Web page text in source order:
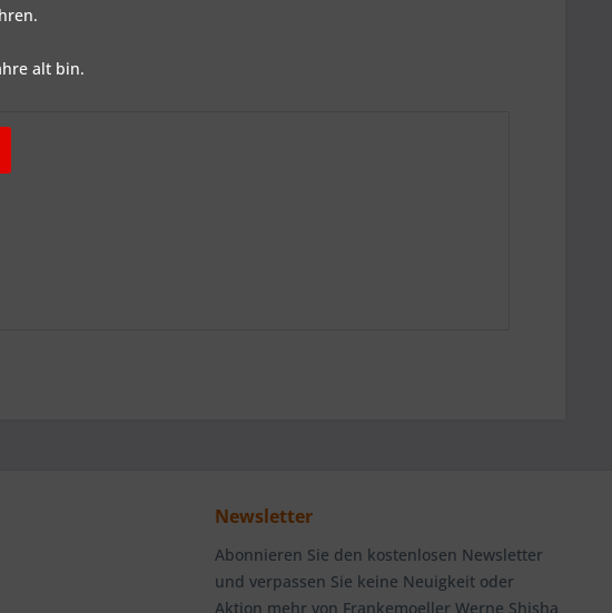
Newsletter
Abonnieren Sie den kostenlosen Newsletter
und verpassen Sie keine Neuigkeit oder
Aktion mehr von Frankemoeller Werne Shisha
alt bin.